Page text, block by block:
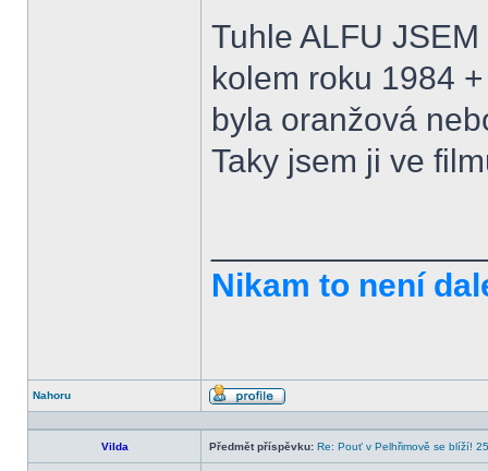
Tuhle ALFU
kolem roku 1984
byla oranžová
Taky jsem ji ve
Nikam to není
Nahoru
Profil
Vilda Předmět příspěvku: Re: Pouť v Pelhřimově se blíží!